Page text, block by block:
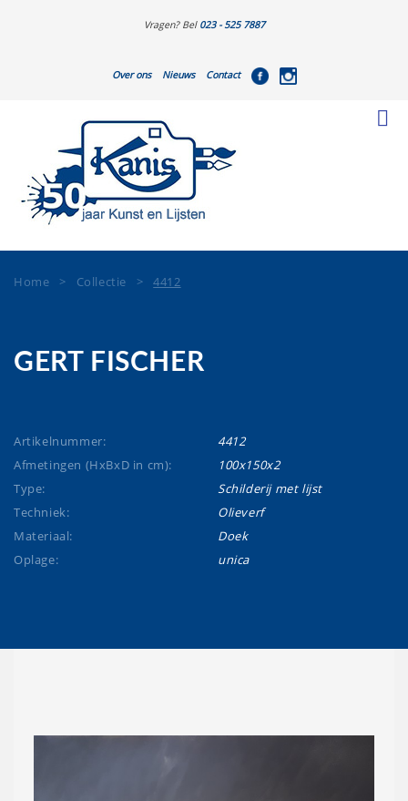
Vragen? Bel 023 - 525 7887
Over ons Nieuws Contact
Home > Collectie >4412
GERT FISCHER
Artikelnummer:
4412
Afmetingen (HxBxD in cm):
100x150x2
Type:
Schilderij met lijst
Techniek:
Olieverf
Materiaal:
Doek
Oplage:
unica